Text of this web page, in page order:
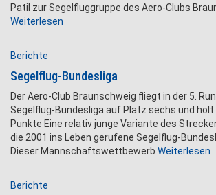
Patil zur Segelfluggruppe des Aero-Clubs
Weiterlesen
Berichte
Segelflug-Bundesliga
Der Aero-Club Braunschweig fliegt in der 5.
Segelflug-Bundesliga auf Platz sechs und
Punkte Eine relativ junge Variante des
die 2001 ins Leben gerufene Segelflug-
Dieser Mannschaftswettbewerb Weiterlesen
Berichte